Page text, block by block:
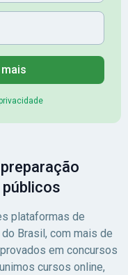
Primeiro Lugar no
plataformas de
Brasil, com mais de
em concursos
cursos online,